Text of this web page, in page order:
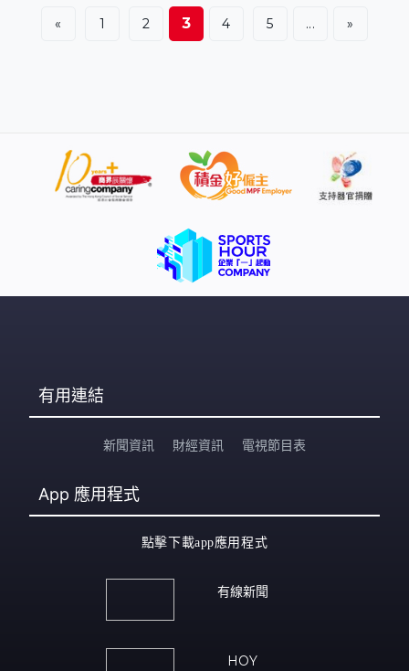
不過不代表我等於舒適堡。舒適堡與我劃清界線，我只是
出來幫他，我完全對你無義務。在合約精神上，一定要有
« 1 2 3 4 5 ... »
有用連結
新聞資訊 財經資訊 電視節目表
App 應用程式
點擊下載app應用程式
有線新聞
HOY